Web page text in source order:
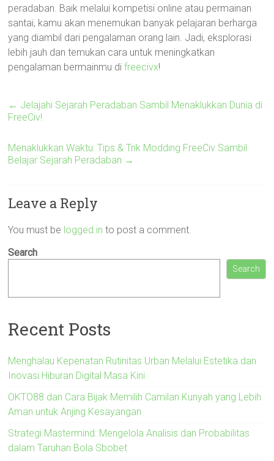
peradaban. Baik melalui kompetisi online atau permainan
santai, kamu akan menemukan banyak pelajaran berharga
yang diambil dari pengalaman orang lain. Jadi, eksplorasi
lebih jauh dan temukan cara untuk meningkatkan
pengalaman bermainmu difreecivx!
← Jelajahi Sejarah Peradaban Sambil Menaklukkan Dunia di
FreeCiv!
Menaklukkan Waktu: Tips & Trik Modding FreeCiv Sambil
Belajar Sejarah Peradaban →
Leave a Reply
You must be logged in to post a comment.
Search
Search
Recent Posts
Menghalau Kepenatan Rutinitas Urban Melalui Estetika dan
Inovasi Hiburan Digital Masa Kini
OKTO88 dan Cara Bijak Memilih Camilan Kunyah yang Lebih
Aman untuk Anjing Kesayangan
Strategi Mastermind: Mengelola Analisis dan Probabilitas
dalam Taruhan Bola Sbobet